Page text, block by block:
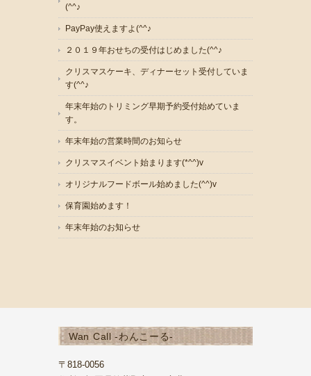
(^^♪
PayPay使えますよ(^^♪
２０１９年おせちの受付はじめました(^^♪
クリスマスケーキ、ディナーセット受付していま
す(^^♪
年末年始のトリミング早期予約受付始めていま
す。
年末年始の営業時間のお知らせ
クリスマスイベント始まります(*^^)v
オリジナルフードボール始めました(^^)v
保育園始めます！
年末年始のお知らせ
Wan Call -わんこーる-
〒818-0056